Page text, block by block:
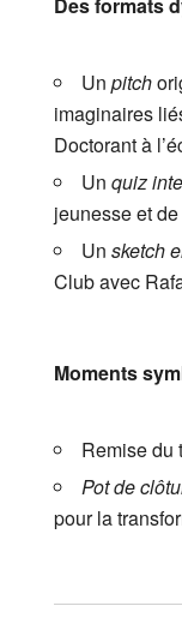
​Un pitch
imaginaires
Doctorant à
​Un quiz
jeunesse et
​Un sketch
Club avec
Moments
​Remise du
Pot de
pour la